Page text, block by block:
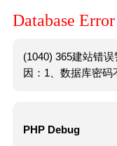
Database Error
(1040) 365建站错
因：1、数据库密码
PHP Debug